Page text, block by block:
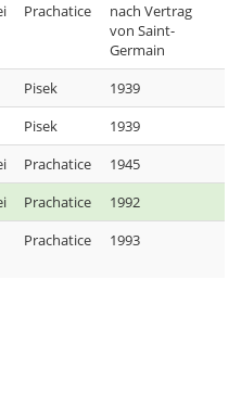
Prachatice
nach Vertrag
von Saint-
Germain
Pisek
1939
Pisek
1939
Prachatice
1945
Prachatice
1992
Prachatice 1993